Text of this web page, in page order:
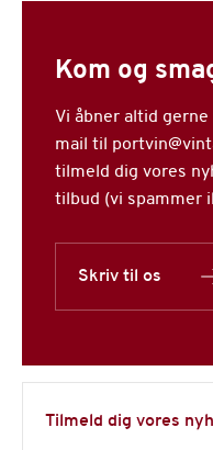
Tilmeld dig vores
Kom og
Vi åbner altid
mail til
tilmeld dig vores
tilbud (vi spammer
Skriv til os